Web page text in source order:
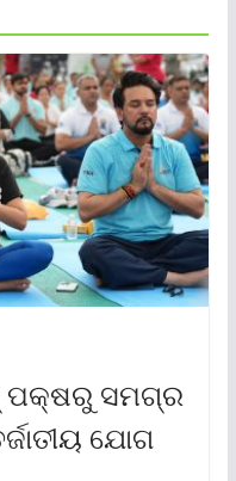
ସମଗ୍ର
ଯୋଗ